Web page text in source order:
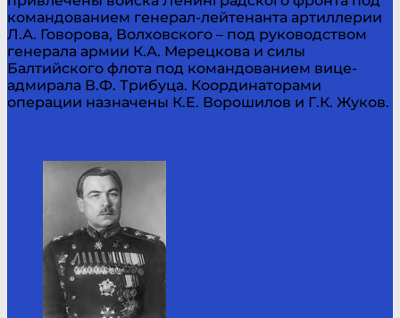
командованием генерал-лейтенанта артиллерии
Л.А. Говорова, Волховского – под руководством
генерала армии К.А. Мерецкова и силы
Балтийского флота под командованием вице-
адмирала В.Ф. Трибуца. Координаторами
операции назначены К.Е. Ворошилов и Г.К. Жуков.